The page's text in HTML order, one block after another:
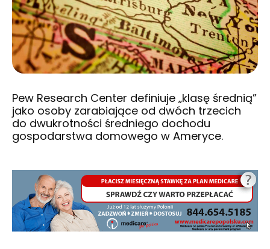
Pew Research Center definiuje „klasę średnią”
jako osoby zarabiające od dwóch trzecich
do dwukrotności średniego dochodu
gospodarstwa domowego w Ameryce.